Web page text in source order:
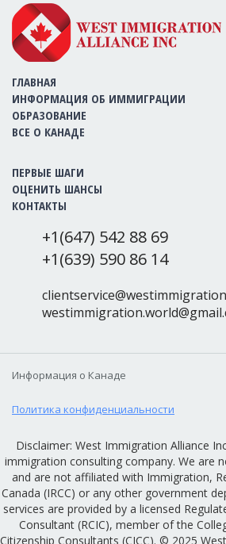
ГЛАВНАЯ
ИНФОРМАЦИЯ ОБ ИММИГРАЦИИ
ОБРАЗОВАНИЕ
ВСЕ О КАНАДЕ
ПЕРВЫЕ ШАГИ
ОЦЕНИТЬ ШАНСЫ
КОНТАКТЫ
+1(647) 542 88 69
+1(639) 590 86 14
Информация о Канаде
Политика конфиденциальности
Disclaimer: West Immigration Alliance
immigration consulting company. We are
and are not affiliated with Immigration,
Canada (IRCC) or any other government
services are provided by a licensed
Consultant (RCIC), member of the
Citizenship Consultants (CICC). © 2025